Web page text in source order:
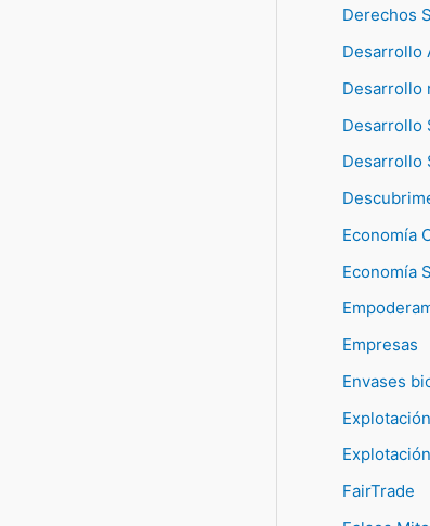
Derechos
Desarrollo
Desarrollo
Desarrollo
Desarrollo
Economía
Economía
Empresas
Envases
FairTrade